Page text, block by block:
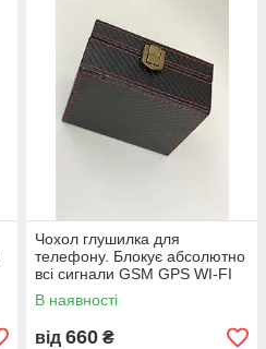
Чохол глушилка для
телефону. Блокує абсолютно
всі сигнали GSM GPS WI-FI
Bluetooth
В наявності
від 660 ₴